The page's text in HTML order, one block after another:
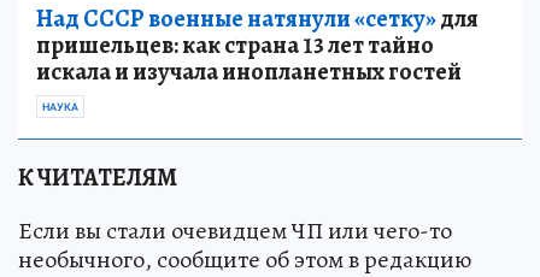
Над СССР военные натянули «сетку»для
пришельцев: как страна 13 лет тайно
искала и изучала инопланетных гостей
НАУКА
К ЧИТАТЕЛЯМ
Если вы стали очевидцем ЧП или чего-то
необычного, сообщите об этом в редакцию